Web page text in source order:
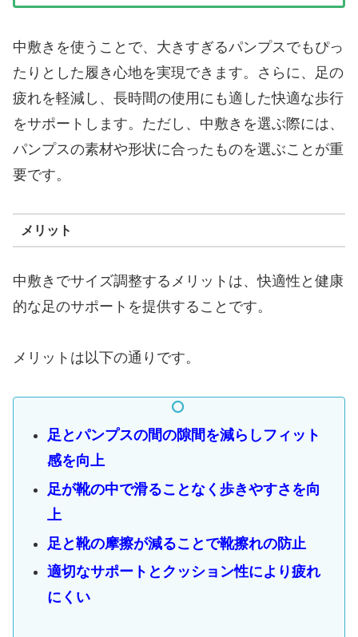
中敷きを使うことで、大きすぎるパンプスでもぴっ
たりとした履き心地を実現できます。さらに、足の
疲れを軽減し、長時間の使用にも適した快適な歩行
をサポートします。ただし、中敷きを選ぶ際には、
パンプスの素材や形状に合ったものを選ぶことが重
要です。
メリット
中敷きでサイズ調整するメリットは、快適性と健康
的な足のサポートを提供することです。
メリットは以下の通りです。
足とパンプスの間の隙間を減らしフィット
感を向上
足が靴の中で滑ることなく歩きやすさを向
上
足と靴の摩擦が減ることで靴擦れの防止
適切なサポートとクッション性により疲れ
にくい